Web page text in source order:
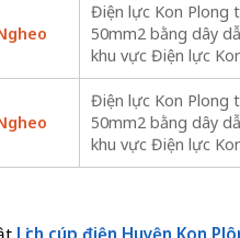
Điện lực Kon Plong
50mm2 bằng dây
khu vực Điện lực
Điện lực Kon Plong
50mm2 bằng dây
khu vực Điện lực